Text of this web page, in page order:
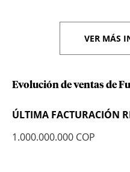
VER MÁS
Evolución de ventas de
ÚLTIMA FACTURACIÓN
1.000.000.000 COP